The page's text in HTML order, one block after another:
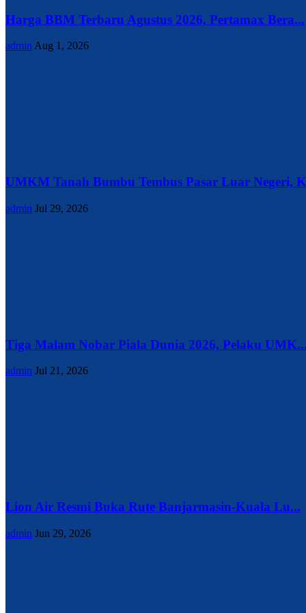
Harga BBM Terbaru Agustus 2026, Pertamax Bera...
admin Aug 1, 2026
UMKM Tanah Bumbu Tembus Pasar Luar Negeri,
admin Jul 29, 2026
Tiga Malam Nobar Piala Dunia 2026, Pelaku
admin Jul 21, 2026
Lion Air Resmi Buka Rute Banjarmasin-Kuala Lu...
admin Jun 29, 2026